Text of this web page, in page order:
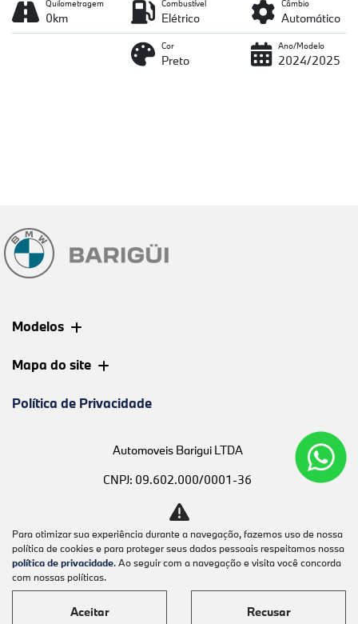
Câmbio
Automático
Combustível
Elétrico
Quilometragem
0km
Ano/Modelo
2024/2025
Cor
Preto
Modelos
Mapa do site
Política de Privacidade
Automoveis Barigui LTDA
CNPJ: 09.602.000/0001-36
Desacelere. Seu bem maior é a
vida.
Para otimizar sua experiência durante a navegação, fazemos uso de nossa
política de cookies e para proteger seus dados pessoais respeitamos nossa
política de privacidade. Ao seguir com a navegação e visita você concorda
com nossas políticas.
Aceitar Recusar